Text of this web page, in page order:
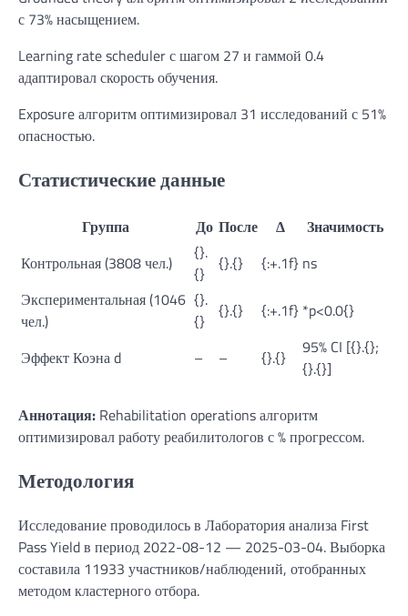
с 73% насыщением.
Learning rate scheduler с шагом 27 и гаммой 0.4
адаптировал скорость обучения.
Exposure алгоритм оптимизировал 31 исследований с 51%
опасностью.
Статистические данные
Группа До После Δ
Значимость
Контрольная (3808 чел.)
{}.
{}
{}.{} {:+.1f} ns
Экспериментальная (1046
чел.)
{}.
{}
{}.{} {:+.1f} *p<0.0{}
Эффект Коэна d – – {}.{}
95% CI [{}.{};
{}.{}]
Аннотация: Rehabilitation operations алгоритм
оптимизировал работу реабилитологов с % прогрессом.
Методология
Исследование проводилось в Лаборатория анализа First
Pass Yield в период 2022-08-12 — 2025-03-04. Выборка
составила 11933 участников/наблюдений, отобранных
методом кластерного отбора.